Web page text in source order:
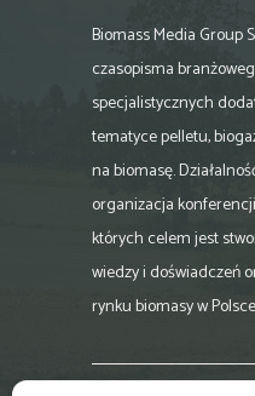
Biomass Media Group
czasopisma
specjalistycznych
tematyce pelletu,
na biomasę.
organizacja
których celem jest
wiedzy i doświadczeń
rynku biomasy w